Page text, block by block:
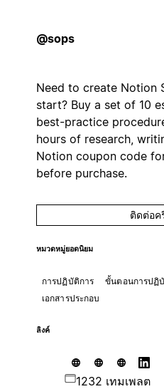
@sops
Need to create Notion
start? Buy a set of 10
best-practice
hours of research,
Notion coupon code
before purchase.
ติดต่อค
หมวดหมู่ยอดนิยม
การปฏิบัติการ
ขั้นตอนการปฏิ
เอกสารประกอบ
ลิงค์
1232 เทมเพลต